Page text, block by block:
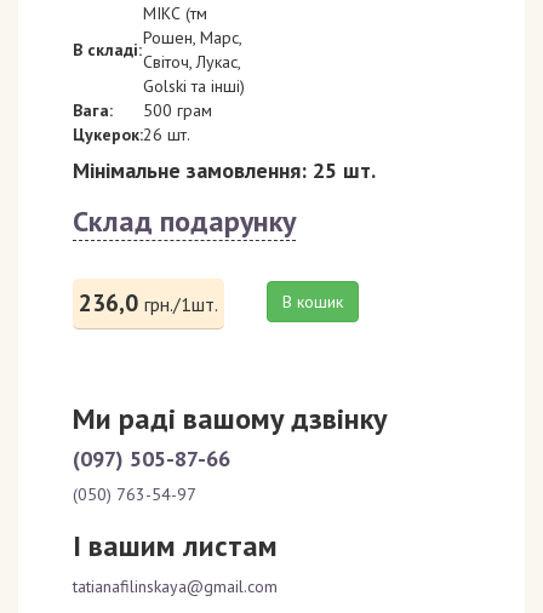
В складі:
МІКС (тм
Рошен, Марс,
Світоч, Лукас,
Golski та інші)
Вага:
500 грам
Цукерок:26 шт.
Мінімальне замовлення: 25 шт.
Склад подарунку
236,0 грн./1шт. В кошик
Ми раді вашому дзвінку
(097) 505-87-66
(050) 763-54-97
І вашим листам
tatianafilinskaya@gmail.com